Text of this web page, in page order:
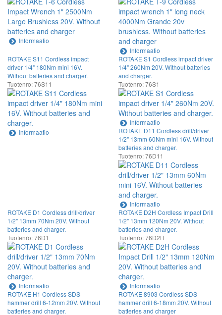
Informaatio
Informaatio
ROTAKE S11 Cordless impact
driver 1/4" 180Nm mini 16V.
Without batteries and charger.
Tuotenro: 76S11
Informaatio
ROTAKE S1 Cordless impact driver
1/4" 260Nm 20V. Without batteries
and charger.
Tuotenro: 76S1
Informaatio
ROTAKE D11 Cordless drill/driver
1/2" 13mm 60Nm mini 16V. Without
batteries and charger.
Tuotenro: 76D11
Informaatio
ROTAKE D1 Cordless drill/driver
1/2" 13mm 70Nm 20V. Without
batteries and charger.
Tuotenro: 76D1
Informaatio
ROTAKE D2H Cordless Impact Drill
1/2" 13mm 120Nm 20V. Without
batteries and charger.
Tuotenro: 76D2H
Informaatio
ROTAKE H1 Cordless SDS
hammer drill 6-12mm 20V. Without
batteries and charger.
ROTAKE 8903 Cordless SDS
hammer drill 6-18mm 20V. Without
batteries and charger